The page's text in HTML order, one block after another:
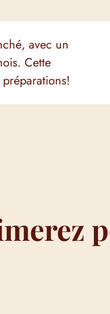
avec un
Cette